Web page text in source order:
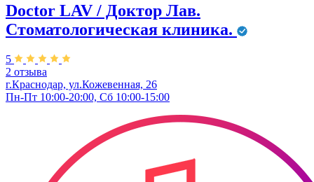
Doctor LAV / Доктор Лав.
Стоматологическая клиника.
5
2 отзыва
г.Краснодар, ул.Кожевенная, 26
Пн-Пт 10:00-20:00, Сб 10:00-15:00